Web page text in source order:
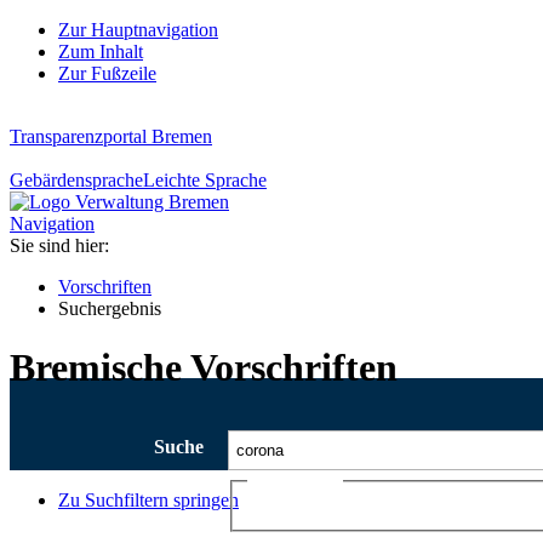
Zur Hauptnavigation
Zum Inhalt
Zur Fußzeile
Transparenzportal Bremen
GebärdenspracheLeichte Sprache
Navigation
Sie sind hier:
Vorschriften
Suchergebnis
Bremische Vorschriften
Suche
Zu Suchfiltern springen